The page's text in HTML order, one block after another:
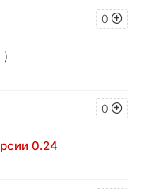
0
)
0
0.24